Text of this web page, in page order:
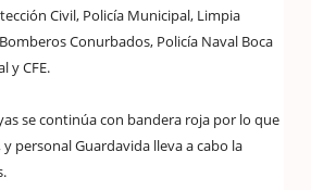
Civil, Policía Municipal, Limpia
Conurbados, Policía Naval Boca
y CFE.
se continúa con bandera roja por lo que
personal Guardavida lleva a cabo la